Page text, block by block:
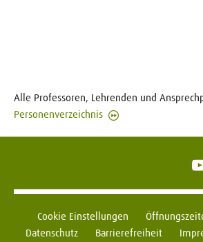
Alle Professoren, Lehrenden und
Personenverzeichnis
Cookie Einstellungen
Datenschutz
Barrierefreiheit